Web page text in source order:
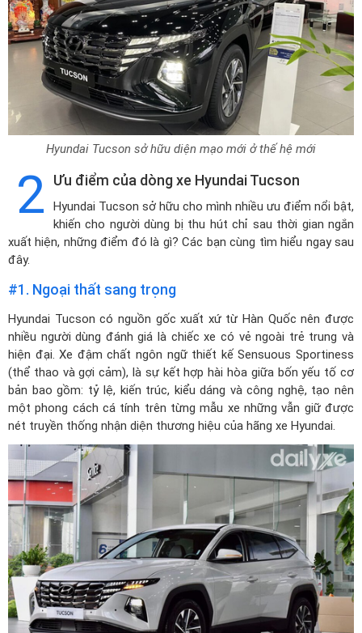
Hyundai Tucson sở hữu diện mạo mới ở thế hệ mới
2 Ưu điểm của dòng xe Hyundai Tucson
Hyundai Tucson sở hữu cho mình nhiều ưu điểm nổi bật,
khiến cho người dùng bị thu hút chỉ sau thời gian ngắn
xuất hiện, những điểm đó là gì? Các bạn cùng tìm hiểu ngay sau
đây.
#1. Ngoại thất sang trọng
Hyundai Tucson có nguồn gốc xuất xứ từ Hàn Quốc nên được
nhiều người dùng đánh giá là chiếc xe có vẻ ngoài trẻ trung và
hiện đại. Xe đậm chất ngôn ngữ thiết kế Sensuous Sportiness
(thể thao và gợi cảm), là sự kết hợp hài hòa giữa bốn yếu tố cơ
bản bao gồm: tỷ lệ, kiến trúc, kiểu dáng và công nghệ, tạo nên
một phong cách cá tính trên từng mẫu xe những vẫn giữ được
nét truyền thống nhận diện thương hiệu của hãng xe Hyundai.